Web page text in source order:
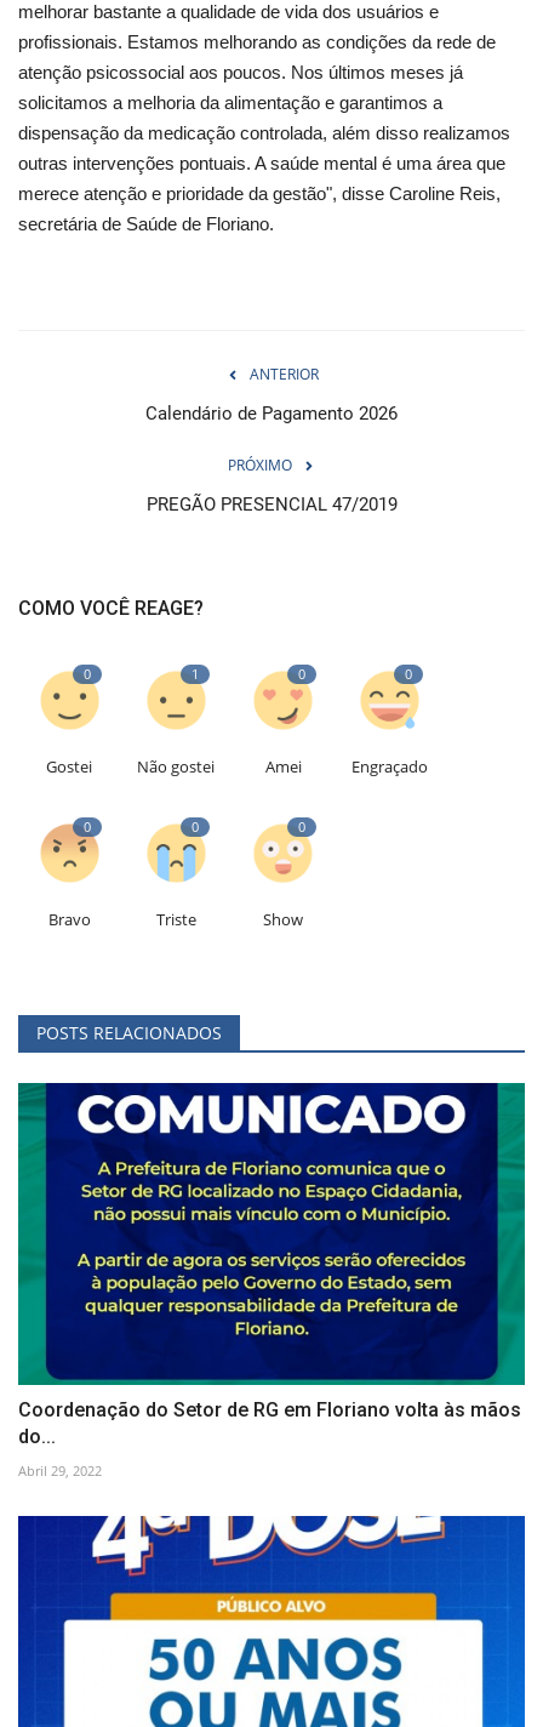
melhorar bastante a qualidade de vida dos usuários e
profissionais. Estamos melhorando as condições da rede de
atenção psicossocial aos poucos. Nos últimos meses já
solicitamos a melhoria da alimentação e garantimos a
dispensação da medicação controlada, além disso realizamos
outras intervenções pontuais. A saúde mental é uma área que
merece atenção e prioridade da gestão", disse Caroline Reis,
secretária de Saúde de Floriano.
ANTERIOR
Calendário de Pagamento 2026
PRÓXIMO
PREGÃO PRESENCIAL 47/2019
COMO VOCÊ REAGE?
0
Gostei
1
Não gostei
0
Amei
0
Engraçado
0
Bravo
0
Triste
0
Show
POSTS RELACIONADOS
Coordenação do Setor de RG em Floriano volta às mãos
do...
Abril 29, 2022